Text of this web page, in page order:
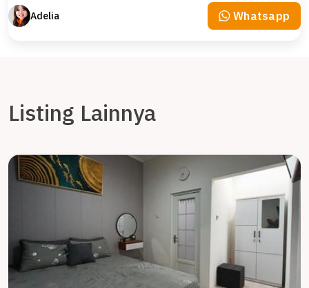
Adelia Whatsapp
Listing Lainnya